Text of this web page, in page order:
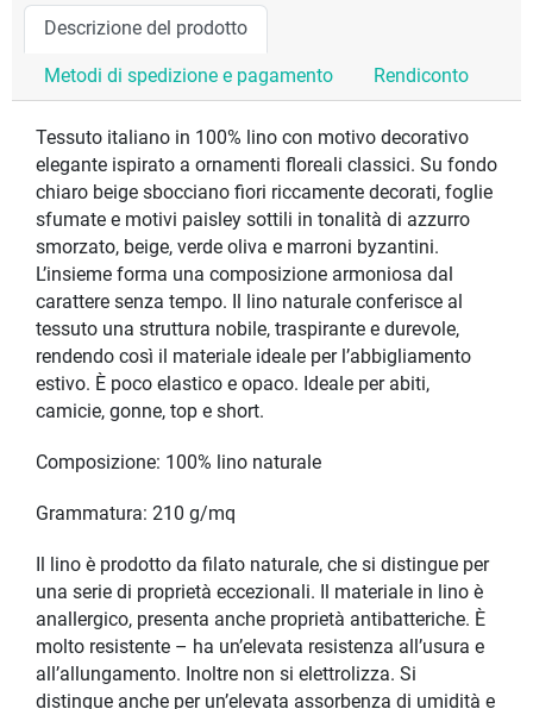
Descrizione del prodotto
Metodi di spedizione e pagamento Rendiconto
Tessuto italiano in 100% lino con motivo decorativo
elegante ispirato a ornamenti floreali classici. Su fondo
chiaro beige sbocciano fiori riccamente decorati, foglie
sfumate e motivi paisley sottili in tonalità di azzurro
smorzato, beige, verde oliva e marroni byzantini.
L’insieme forma una composizione armoniosa dal
carattere senza tempo. Il lino naturale conferisce al
tessuto una struttura nobile, traspirante e durevole,
rendendo così il materiale ideale per l’abbigliamento
estivo. È poco elastico e opaco. Ideale per abiti,
camicie, gonne, top e short.
Composizione: 100% lino naturale
Grammatura: 210 g/mq
Il lino è prodotto da filato naturale, che si distingue per
una serie di proprietà eccezionali. Il materiale in lino è
anallergico, presenta anche proprietà antibatteriche. È
molto resistente – ha un’elevata resistenza all’usura e
all’allungamento. Inoltre non si elettrolizza. Si
distingue anche per un’elevata assorbenza di umidità e